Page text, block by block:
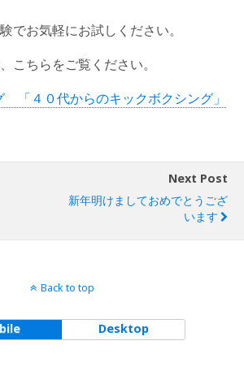
でお気軽にお試しください。
こちらをご覧ください。
「４０代からのキックボクシング」
Next Post
新年明けましておめでとうござ
います
Back to top
Desktop